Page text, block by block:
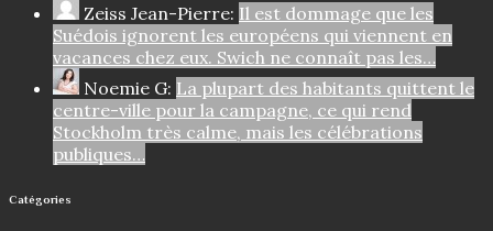
Zeiss Jean-Pierre: Il est dommage que les
Suédois ignorent les européens qui viennent en
vacances chez eux. Swich ne connaît pas les…
Noemie G: La plupart des habitants quittent le
centre-ville pour la campagne, ce qui rend
Stockholm très calme, mais les célébrations
publiques…
Catégories